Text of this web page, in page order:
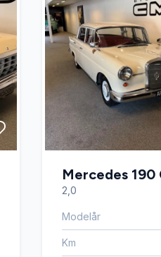
Musikstreaming via
Parkeringssensor
Splitbagsæder
Tonede ruder
Vejbaneassistent
Mercedes 190
2,0
Modelår
Km